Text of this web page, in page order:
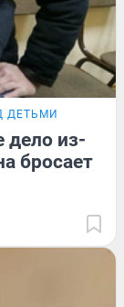
ДЕТЬМИ
дело из-
бросает